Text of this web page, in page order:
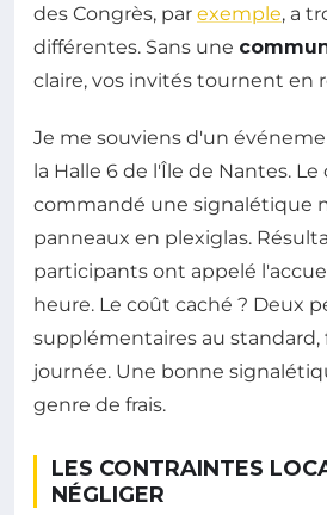
des Congrès, par exemple, a
différentes. Sans une
claire, vos invités tournent en
Je me souviens d'un
la Halle 6 de l'Île de Nantes.
commandé une signalétique
panneaux en plexiglas.
participants ont appelé
heure. Le coût caché ? Deux
supplémentaires au standard,
journée. Une bonne
genre de frais.
LES CONTRAINTES
NÉGLIGER